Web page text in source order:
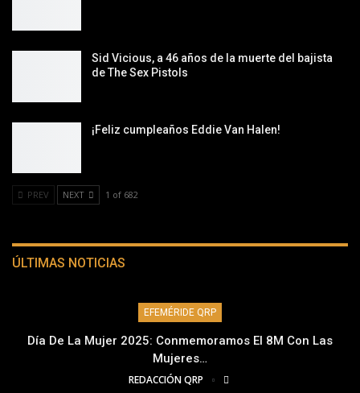
Sid Vicious, a 46 años de la muerte del bajista
de The Sex Pistols
¡Feliz cumpleaños Eddie Van Halen!
PREV NEXT 1 of 682
ÚLTIMAS NOTICIAS
EFEMÉRIDE QRP
Día De La Mujer 2025: Conmemoramos El 8M Con Las
Mujeres…
REDACCIÓN QRP